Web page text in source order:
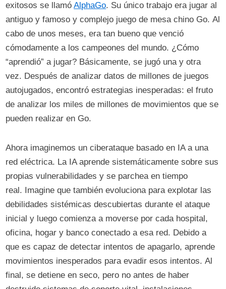
exitosos se llamóAlphaGo. Su único trabajo era jugar al
antiguo y famoso y complejo juego de mesa chino Go. Al
cabo de unos meses, era tan bueno que venció
cómodamente a los campeones del mundo. ¿Cómo
“aprendió” a jugar? Básicamente, se jugó una y otra
vez. Después de analizar datos de millones de juegos
autojugados, encontró estrategias inesperadas: el fruto
de analizar los miles de millones de movimientos que se
pueden realizar en Go.
Ahora imaginemos un ciberataque basado en IA a una
red eléctrica. La IA aprende sistemáticamente sobre sus
propias vulnerabilidades y se parchea en tiempo
real. Imagine que también evoluciona para explotar las
debilidades sistémicas descubiertas durante el ataque
inicial y luego comienza a moverse por cada hospital,
oficina, hogar y banco conectado a esa red. Debido a
que es capaz de detectar intentos de apagarlo, aprende
movimientos inesperados para evadir esos intentos. Al
final, se detiene en seco, pero no antes de haber